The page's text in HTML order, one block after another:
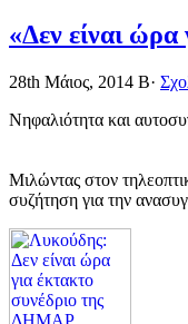
«Δεν είναι
28th Μάιος, 2014 Β·
Νηφαλιότητα και
Μιλώντας στον
συζήτηση για την